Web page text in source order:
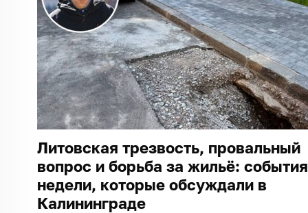
Литовская трезвость, провальный
вопрос и борьба за жильё: события
недели, которые обсуждали в
Калининграде